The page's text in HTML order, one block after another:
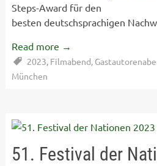
Steps-Award für den
besten deutschsprachigen
Read more →
2023, Filmabend,
München
51. Festival der